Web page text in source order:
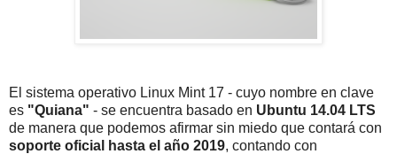
El sistema operativo Linux Mint 17 - cuyo nombre en clave
es "Quiana" - se encuentra basado en Ubuntu 14.04 LTS
de manera que podemos afirmar sin miedo que contará con
soporte oficial hasta el año 2019, contando con